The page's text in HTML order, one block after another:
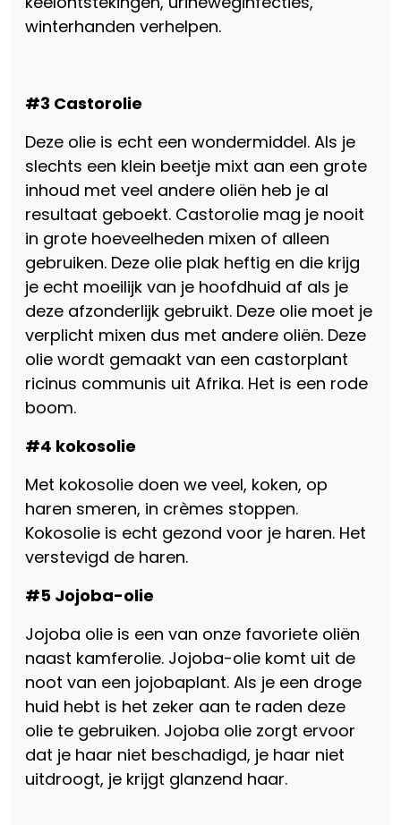
winterhanden verhelpen.
#3 Castorolie
Deze olie is echt een wondermiddel. Als je
slechts een klein beetje mixt aan een grote
inhoud met veel andere oliën heb je al
resultaat geboekt. Castorolie mag je nooit
in grote hoeveelheden mixen of alleen
gebruiken. Deze olie plak heftig en die krijg
je echt moeilijk van je hoofdhuid af als je
deze afzonderlijk gebruikt. Deze olie moet je
verplicht mixen dus met andere oliën. Deze
olie wordt gemaakt van een castorplant
ricinus communis uit Afrika. Het is een rode
boom.
#4 kokosolie
Met kokosolie doen we veel, koken, op
haren smeren, in crèmes stoppen.
Kokosolie is echt gezond voor je haren. Het
verstevigd de haren.
#5 Jojoba-olie
Jojoba olie is een van onze favoriete oliën
naast kamferolie. Jojoba-olie komt uit de
noot van een jojobaplant. Als je een droge
huid hebt is het zeker aan te raden deze
olie te gebruiken. Jojoba olie zorgt ervoor
dat je haar niet beschadigd, je haar niet
uitdroogt, je krijgt glanzend haar.